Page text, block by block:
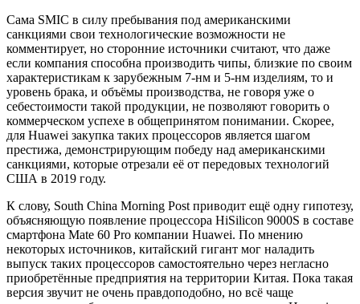
Сама SMIC в силу пребывания под американскими
санкциями свои технологические возможности не
комментирует, но сторонние источники считают, что даже
если компания способна производить чипы, близкие по своим
характеристикам к зарубежным 7-нм и 5-нм изделиям, то и
уровень брака, и объёмы производства, не говоря уже о
себестоимости такой продукции, не позволяют говорить о
коммерческом успехе в общепринятом понимании. Скорее,
для Huawei закупка таких процессоров является шагом
престижа, демонстрирующим победу над американскими
санкциями, которые отрезали её от передовых технологий
США в 2019 году.
К слову, South China Morning Post приводит ещё одну гипотезу,
объясняющую появление процессора HiSilicon 9000S в составе
смартфона Mate 60 Pro компании Huawei. По мнению
некоторых источников, китайский гигант мог наладить
выпуск таких процессоров самостоятельно через негласно
приобретённые предприятия на территории Китая. Пока такая
версия звучит не очень правдоподобно, но всё чаще